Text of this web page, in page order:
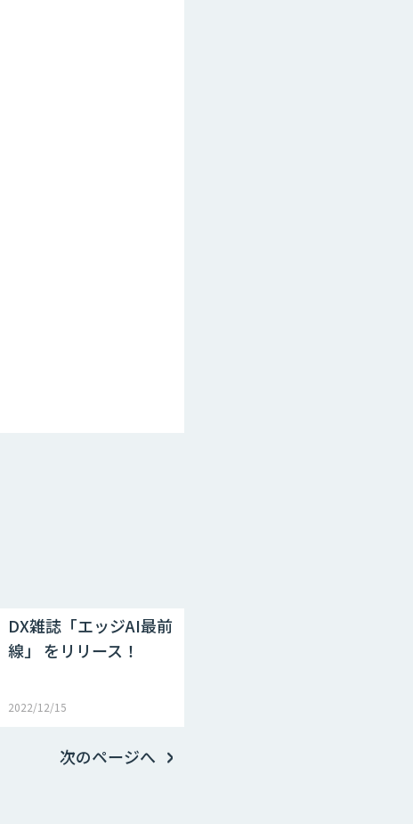
DX雑誌「エッジAI最前
線」 をリリース！
2022/12/15
次のページへ